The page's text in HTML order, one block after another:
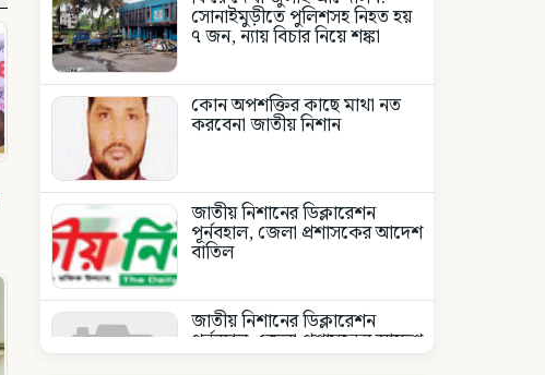
সোনাইমুড়ীতে পুলিশসহ নিহত হয়
৭ জন, ন্যায় বিচার নিয়ে শঙ্কা
কোন অপশক্তির কাছে মাথা নত
করবেনা জাতীয় নিশান
জাতীয় নিশানের ডিক্লারেশন
পূর্নবহাল, জেলা প্রশাসকের আদেশ
বাতিল
জাতীয় নিশানের ডিক্লারেশন
পূর্নবহাল, জেলা প্রশাসকের আদেশ